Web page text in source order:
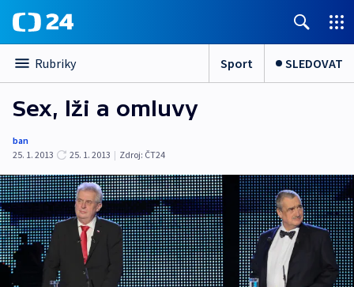
Rubriky Sport SLEDOVAT
Sex, lži a omluvy
ban
25. 1. 2013
25. 1. 2013 | Zdroj: ČT24